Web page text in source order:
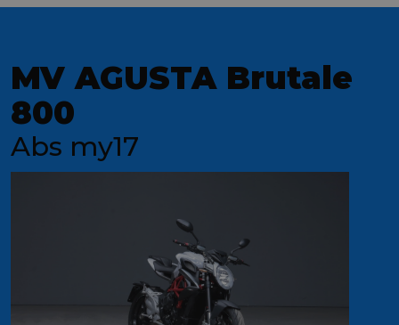
MV AGUSTA Brutale
800
Abs my17